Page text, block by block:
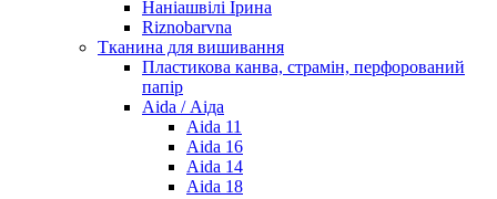
Наніашвілі Ірина
Riznobarvna
Тканина для вишивання
Пластикова канва, страмін, перфорований
папір
Aida / Аіда
Aida 11
Aida 16
Aida 14
Aida 18